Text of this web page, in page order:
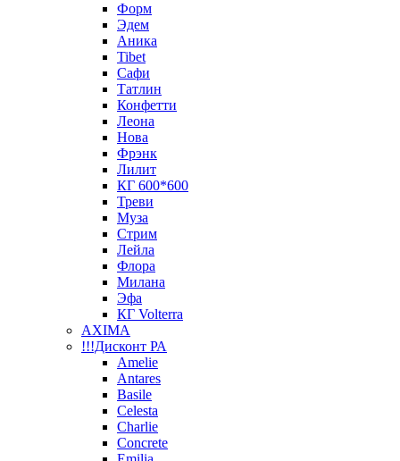
Форм
Эдем
Аника
Tibet
Сафи
Татлин
Конфетти
Леона
Нова
Фрэнк
Лилит
КГ 600*600
Треви
Муза
Стрим
Лейла
Флора
Милана
Эфа
КГ Volterra
AXIMA
!!!Дисконт РА
Amelie
Antares
Basile
Celesta
Charlie
Concrete